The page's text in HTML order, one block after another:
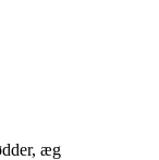
æg